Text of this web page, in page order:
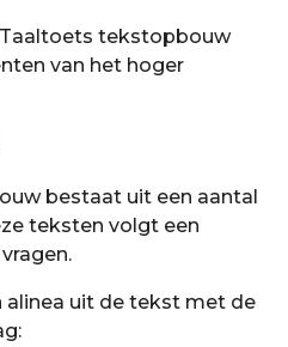
tekstopbouw
van het hoger
bestaat uit een aantal
teksten volgt een
alinea uit de tekst met de